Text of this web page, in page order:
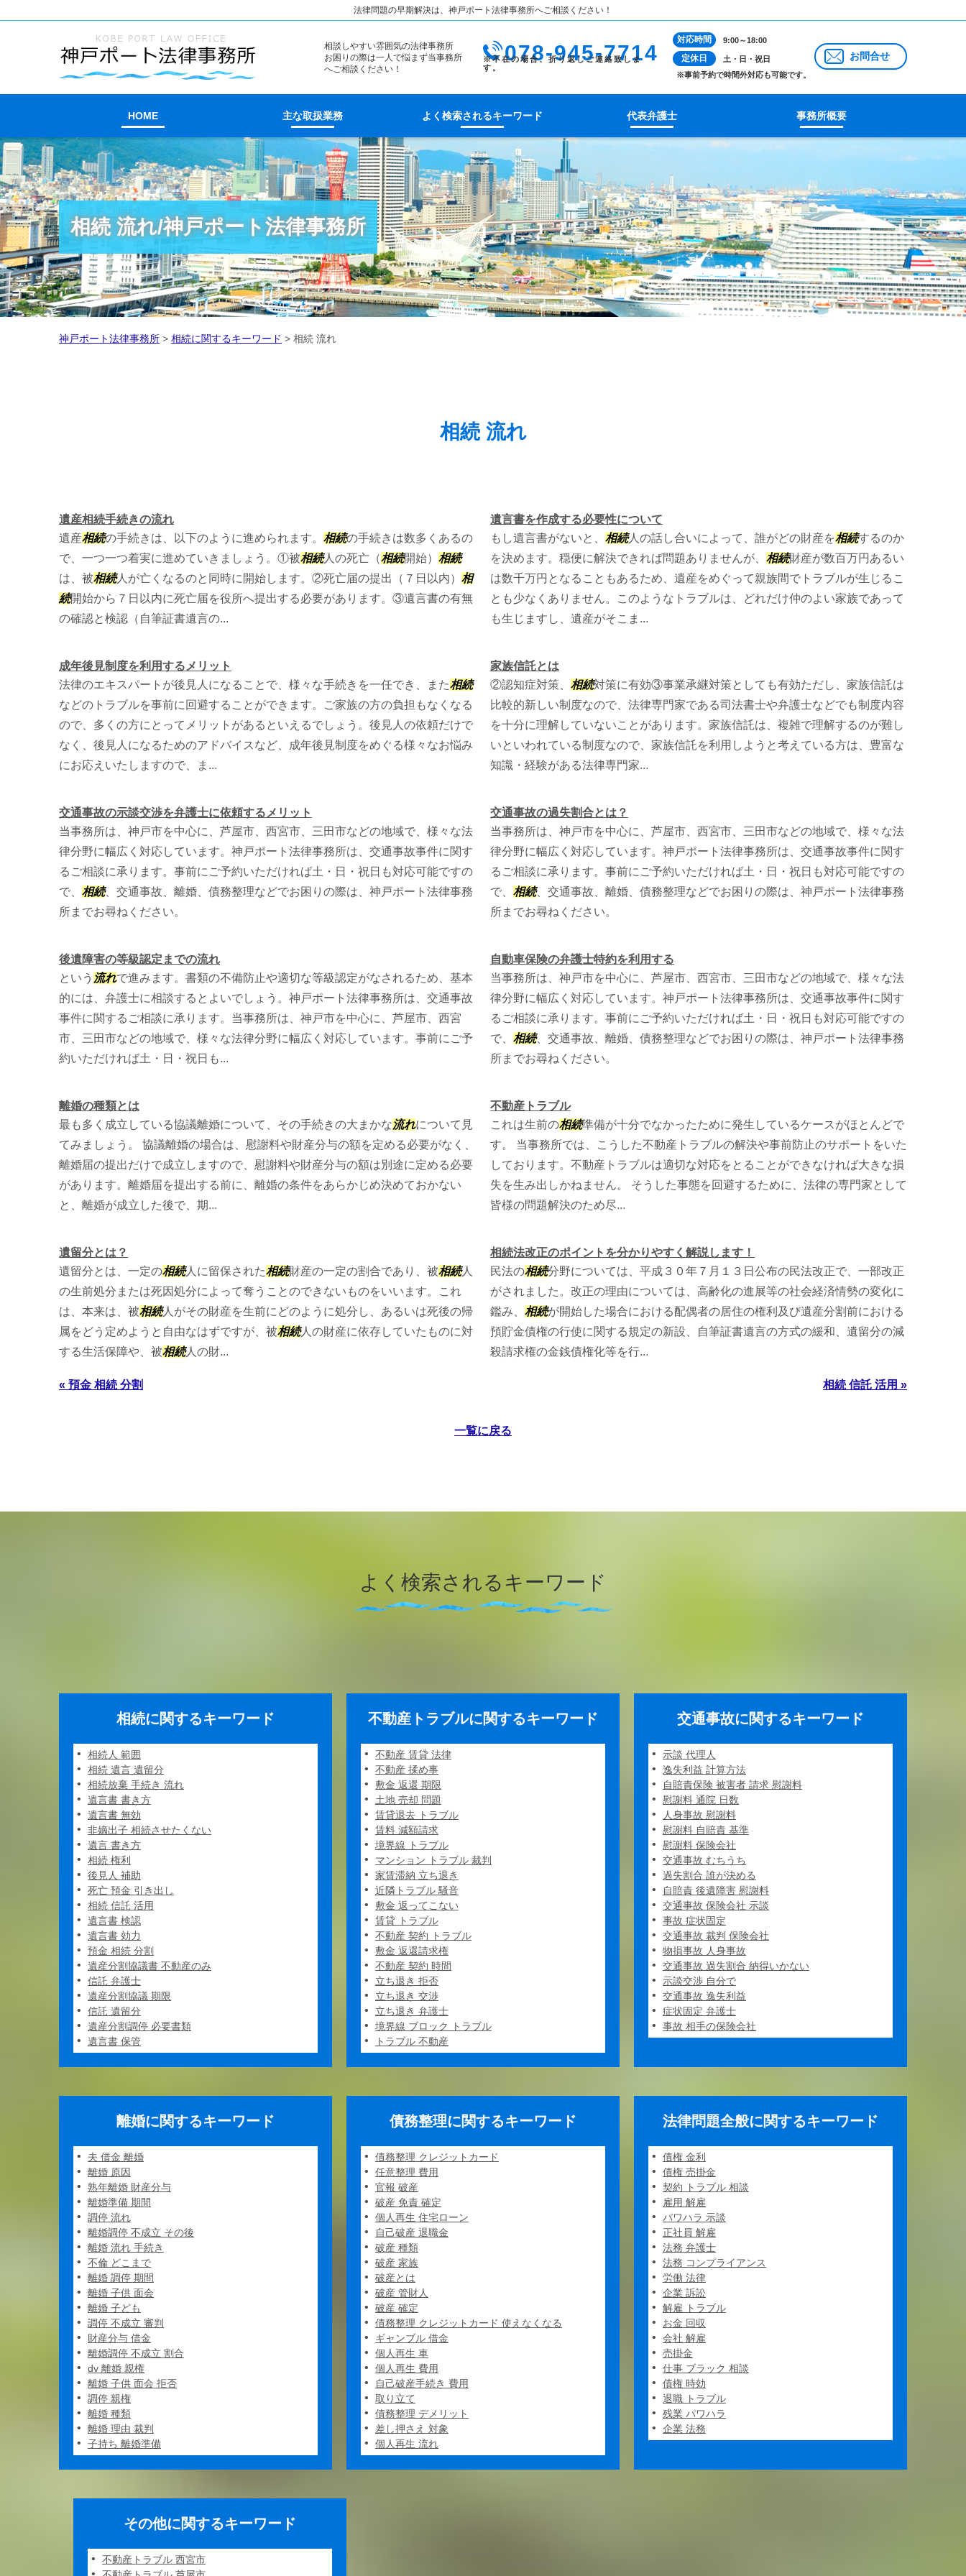
法律問題の早期解決は、神戸ポート法律事務所へご相談ください！
相談しやすい雰囲気の法律事務所
お困りの際は一人で悩まず当事務所
へご相談ください！
078-945-7714
対応時間 9:00～18:00
定休日
土・日・祝日
※事前予約で時間外対応も可能です。
お問合せ
HOME 主な取扱業務 よく検索されるキーワード 代表弁護士 事務所概要
相続 流れ/神戸ポート法律事務所
神戸ポート法律事務所 > 相続に関するキーワード > 相続 流れ
相続 流れ
遺産相続手続きの流れ
遺産相続の手続きは、以下のように進められます。 相続の手続きは数多くあるの
で、一つ一つ着実に進めていきましょう。①被相続人の死亡（相続開始） 相続
は、被相続人が亡くなるのと同時に開始します。②死亡届の提出（７日以内） 相
続開始から７日以内に死亡届を役所へ提出する必要があります。③遺言書の有無
の確認と検認（自筆証書遺言の...
遺言書を作成する必要性について
もし遺言書がないと、 相続人の話し合いによって、誰がどの財産を相続するのか
を決めます。穏便に解決できれば問題ありませんが、 相続財産が数百万円あるい
は数千万円となることもあるため、遺産をめぐって親族間でトラブルが生じるこ
とも少なくありません。このようなトラブルは、どれだけ仲のよい家族であって
も生じますし、遺産がそこま...
成年後見制度を利用するメリット
法律のエキスパートが後見人になることで、様々な手続きを一任でき、また相続
などのトラブルを事前に回避することができます。ご家族の方の負担もなくなる
ので、多くの方にとってメリットがあるといえるでしょう。後見人の依頼だけで
なく、後見人になるためのアドバイスなど、成年後見制度をめぐる様々なお悩み
にお応えいたしますので、ま...
家族信託とは
②認知症対策、 相続対策に有効③事業承継対策としても有効ただし、家族信託は
比較的新しい制度なので、法律専門家である司法書士や弁護士などでも制度内容
を十分に理解していないことがあります。家族信託は、複雑で理解するのが難し
いといわれている制度なので、家族信託を利用しようと考えている方は、豊富な
知識・経験がある法律専門家...
交通事故の示談交渉を弁護士に依頼するメリット
当事務所は、神戸市を中心に、芦屋市、西宮市、三田市などの地域で、様々な法
律分野に幅広く対応しています。神戸ポート法律事務所は、交通事故事件に関す
るご相談に承ります。事前にご予約いただければ土・日・祝日も対応可能ですの
で、 相続、交通事故、離婚、債務整理などでお困りの際は、神戸ポート法律事務
所までお尋ねください。
交通事故の過失割合とは？
当事務所は、神戸市を中心に、芦屋市、西宮市、三田市などの地域で、様々な法
律分野に幅広く対応しています。神戸ポート法律事務所は、交通事故事件に関す
るご相談に承ります。事前にご予約いただければ土・日・祝日も対応可能ですの
で、 相続、交通事故、離婚、債務整理などでお困りの際は、神戸ポート法律事務
所までお尋ねください。
後遺障害の等級認定までの流れ
という 流れで進みます。書類の不備防止や適切な等級認定がなされるため、基本
的には、弁護士に相談するとよいでしょう。神戸ポート法律事務所は、交通事故
事件に関するご相談に承ります。当事務所は、神戸市を中心に、芦屋市、西宮
市、三田市などの地域で、様々な法律分野に幅広く対応しています。事前にご予
約いただければ土・日・祝日も...
自動車保険の弁護士特約を利用する
当事務所は、神戸市を中心に、芦屋市、西宮市、三田市などの地域で、様々な法
律分野に幅広く対応しています。神戸ポート法律事務所は、交通事故事件に関す
るご相談に承ります。事前にご予約いただければ土・日・祝日も対応可能ですの
で、 相続、交通事故、離婚、債務整理などでお困りの際は、神戸ポート法律事務
所までお尋ねください。
離婚の種類とは
最も多く成立している協議離婚について、その手続きの大まかな流れについて見
てみましょう。 協議離婚の場合は、慰謝料や財産分与の額を定める必要がなく、
離婚届の提出だけで成立しますので、慰謝料や財産分与の額は別途に定める必要
があります。離婚届を提出する前に、離婚の条件をあらかじめ決めておかない
と、離婚が成立した後で、期...
不動産トラブル
これは生前の相続準備が十分でなかったために発生しているケースがほとんどで
す。 当事務所では、こうした不動産トラブルの解決や事前防止のサポートをいた
しております。不動産トラブルは適切な対応をとることができなければ大きな損
失を生み出しかねません。 そうした事態を回避するために、法律の専門家として
皆様の問題解決のため尽...
遺留分とは？
遺留分とは、一定の相続人に留保された相続財産の一定の割合であり、被相続人
の生前処分または死因処分によって奪うことのできないものをいいます。これ
は、本来は、被相続人がその財産を生前にどのように処分し、あるいは死後の帰
属をどう定めようと自由なはずですが、被相続人の財産に依存していたものに対
する生活保障や、被相続人の財...
相続法改正のポイントを分かりやすく解説します！
民法の相続分野については、平成３０年７月１３日公布の民法改正で、一部改正
がされました。改正の理由については、高齢化の進展等の社会経済情勢の変化に
鑑み、 相続が開始した場合における配偶者の居住の権利及び遺産分割前における
預貯金債権の行使に関する規定の新設、自筆証書遺言の方式の緩和、遺留分の減
殺請求権の金銭債権化等を行...
« 預金 相続 分割 相続 信託 活用 »
一覧に戻る
よく検索されるキーワード
相続に関するキーワード
相続人 範囲
相続 遺言 遺留分
相続放棄 手続き 流れ
遺言書 書き方
遺言書 無効
非嫡出子 相続させたくない
遺言 書き方
相続 権利
後見人 補助
死亡 預金 引き出し
相続 信託 活用
遺言書 検認
遺言書 効力
預金 相続 分割
遺産分割協議書 不動産のみ
信託 弁護士
遺産分割協議 期限
信託 遺留分
遺産分割調停 必要書類
遺言書 保管
不動産トラブルに関するキーワード
不動産 賃貸 法律
不動産 揉め事
敷金 返還 期限
土地 売却 問題
賃貸退去 トラブル
賃料 減額請求
境界線 トラブル
マンション トラブル 裁判
家賃滞納 立ち退き
近隣トラブル 騒音
敷金 返ってこない
賃貸 トラブル
不動産 契約 トラブル
敷金 返還請求権
不動産 契約 時間
立ち退き 拒否
立ち退き 交渉
立ち退き 弁護士
境界線 ブロック トラブル
トラブル 不動産
交通事故に関するキーワード
示談 代理人
逸失利益 計算方法
自賠責保険 被害者 請求 慰謝料
慰謝料 通院 日数
人身事故 慰謝料
慰謝料 自賠責 基準
慰謝料 保険会社
交通事故 むちうち
過失割合 誰が決める
自賠責 後遺障害 慰謝料
交通事故 保険会社 示談
事故 症状固定
交通事故 裁判 保険会社
物損事故 人身事故
交通事故 過失割合 納得いかない
示談交渉 自分で
交通事故 逸失利益
症状固定 弁護士
事故 相手の保険会社
離婚に関するキーワード
夫 借金 離婚
離婚 原因
熟年離婚 財産分与
離婚準備 期間
調停 流れ
離婚調停 不成立 その後
離婚 流れ 手続き
不倫 どこまで
離婚 調停 期間
離婚 子供 面会
離婚 子ども
調停 不成立 審判
財産分与 借金
離婚調停 不成立 割合
dv 離婚 親権
離婚 子供 面会 拒否
調停 親権
離婚 種類
離婚 理由 裁判
子持ち 離婚準備
債務整理に関するキーワード
債務整理 クレジットカード
任意整理 費用
官報 破産
破産 免責 確定
個人再生 住宅ローン
自己破産 退職金
破産 種類
破産 家族
破産とは
破産 管財人
破産 確定
債務整理 クレジットカード 使えなくなる
ギャンブル 借金
個人再生 車
個人再生 費用
自己破産手続き 費用
取り立て
債務整理 デメリット
差し押さえ 対象
個人再生 流れ
法律問題全般に関するキーワード
債権 金利
債権 売掛金
契約 トラブル 相談
雇用 解雇
パワハラ 示談
正社員 解雇
法務 弁護士
法務 コンプライアンス
労働 法律
企業 訴訟
解雇 トラブル
お金 回収
会社 解雇
売掛金
仕事 ブラック 相談
債権 時効
退職 トラブル
残業 パワハラ
企業 法務
その他に関するキーワード
不動産トラブル 西宮市